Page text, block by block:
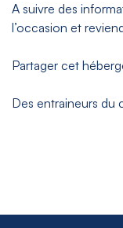
A suivre des
l’occasion et
Partager cet
Des entraineurs du